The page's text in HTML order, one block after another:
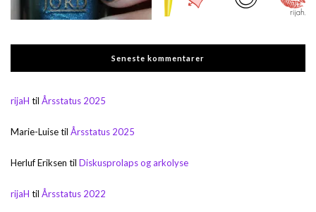
Seneste kommentarer
rijaH til Årsstatus 2025
Marie-Luisetil Årsstatus 2025
Herluf Eriksen til Diskusprolaps og arkolyse
rijaH til Årsstatus 2022